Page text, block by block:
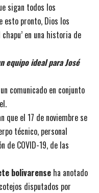
sigan todos los
esto pronto, Dios los
chapu’ en una historia de
equipo ideal para José
comunicado en conjunto
que el 17 de noviembre se
técnico, personal
COVID-19, de las
bolivarense ha anotado
disputados por